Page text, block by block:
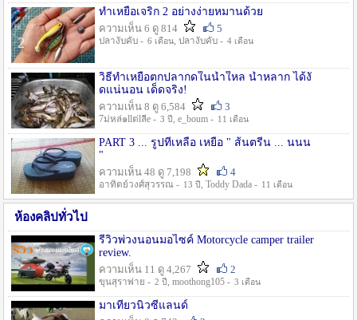
ทำเหยื่อเจริก 2 อย่างง่ายหมานด้วย
ความเห็น 6 ดู 814
5
ปลางับคับ - 6 เดือน, ปลางับคับ - 4 เดือน
วิธีทำเหยื่อตกปลากดในน้ำใหล น้ำหลาก ได้งั
ดแน่นอน เด็ดจริง!
ความเห็น 8 ดู 6,584
3
7ม่หล่๑llต่lลีe - 3 ปี , e_boum - 11 เดือน
PART 3 ... รูปที่เหลือ เหยื่อ " ส้นตรีน ... นนน
"
ความเห็น 48 ดู 7,198
4
อาทิตย์วงศ์สุวรรณ - 13 ปี , Toddy Dada - 11 เดือน
ห้องคลิปทั่วไป
รีวิวพ่วงนอนมอไซค์ Motorcycle camper trailer
review.
ความเห็น 11 ดู 4,267
2
ขุนสุราพ่าย - 2 ปี , moothong105 - 3 เดือน
มาเที่ยวนิวซีแลนด์